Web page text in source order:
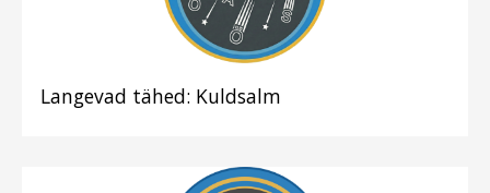
Langevad tähed: Kuldsalm